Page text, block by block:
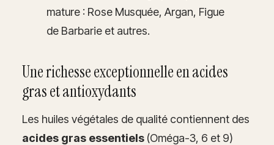
mature : Rose Musquée, Argan, Figue
de Barbarie et autres.
Une richesse exceptionnelle en acides
gras et antioxydants
Les huiles végétales de qualité contiennent des
acides gras essentiels (Oméga-3, 6 et 9)